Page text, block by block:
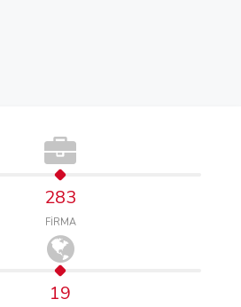
283
FİRMA
19